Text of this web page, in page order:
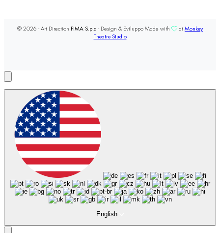
© 2026 - Art Direction FIMA S.p.a - Design & Sviluppo Made with at Monkey
Theatre Studio
English